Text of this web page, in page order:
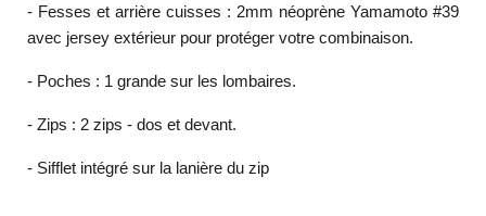
- Fesses et arrière cuisses : 2mm néoprène Yamamoto #39
avec jersey extérieur pour protéger votre combinaison.
- Poches : 1 grande sur les lombaires.
- Zips : 2 zips - dos et devant.
- Sifflet intégré sur la lanière du zip